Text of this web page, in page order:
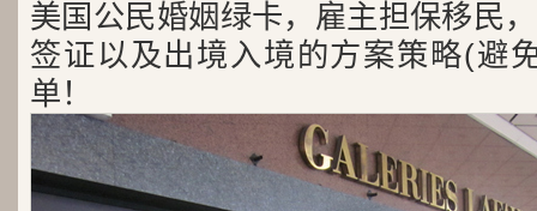
美国公民婚姻绿卡，雇主担保移民
签证以及出境入境的方案策略(避
单！